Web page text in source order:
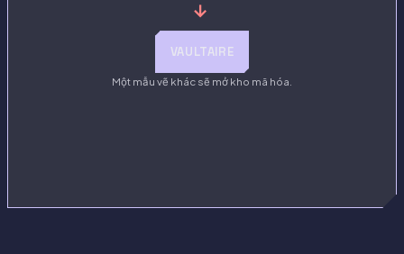
→
VAULTAIRE
Một mẫu vẽ khác sẽ mở kho mã hóa.